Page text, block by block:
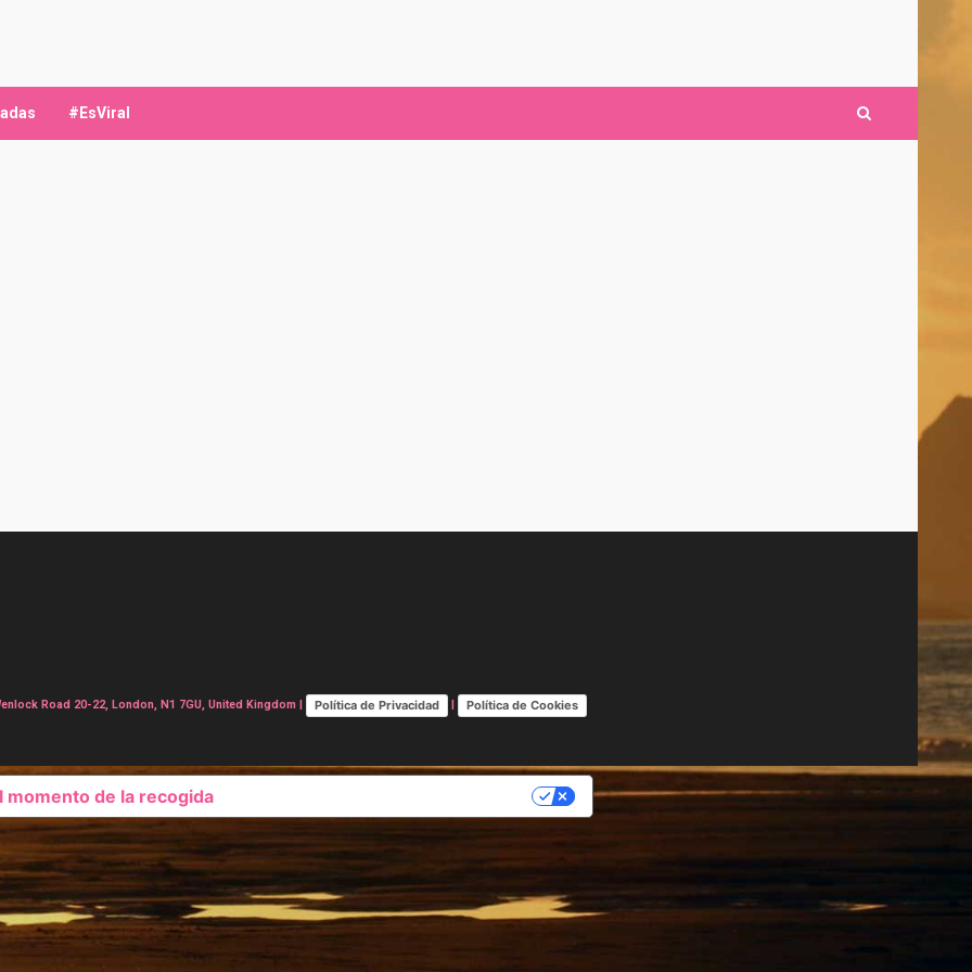
#EsViral
Road 20-22, London, N1 7GU, United Kingdom | Política de Privacidad | Política de Cookies
momento de la recogida